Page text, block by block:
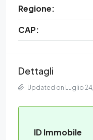
Regione:
CAP:
Dettagli
Updated on Luglio 24,
ID Immobile